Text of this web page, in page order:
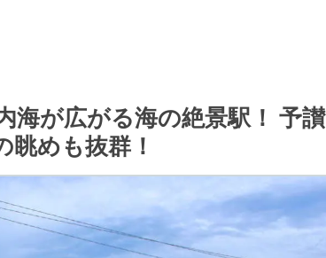
海が広がる海の絶景駅！ 予讃
めも抜群！